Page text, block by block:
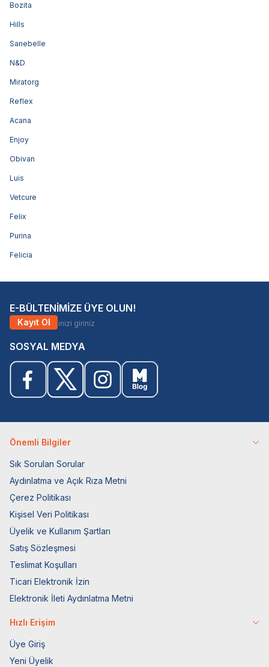
Bozita
Hills
Sanebelle
N&D
Miratorg
Reflex
Acana
Enjoy
Obivan
Luis
Vetcure
Felix
Purina
Felicia
E-BÜLTENİMİZE ÜYE OLUN!
Kayıt Ol
SOSYAL MEDYA
Önemli Bilgiler
Sık Sorulan Sorular
Aydınlatma ve Açık Rıza Metni
Çerez Politikası
Kişisel Veri Politikası
Üyelik ve Kullanım Şartları
Satış Sözleşmesi
Teslimat Koşulları
Ticari Elektronik İzin
Elektronik İleti Aydınlatma Metni
Hızlı Erişim
Üye Giriş
Yeni Üyelik